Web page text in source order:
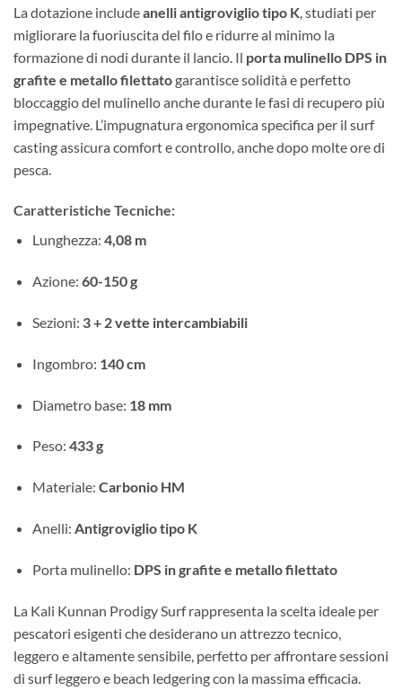
La dotazione includeanelli antigroviglio tipo K , studiati per
migliorare la fuoriuscita del filo e ridurre al minimo la
formazione di nodi durante il lancio. Il porta mulinello DPS in
grafite e metallo filettatogarantisce solidità e perfetto
bloccaggio del mulinello anche durante le fasi di recupero più
impegnative. L’impugnatura ergonomica specifica per il surf
casting assicura comfort e controllo, anche dopo molte ore di
pesca.
Caratteristiche Tecniche:
Lunghezza: 4,08 m
Azione: 60-150 g
Sezioni: 3 + 2 vette intercambiabili
Ingombro: 140 cm
Diametro base: 18 mm
Peso: 433 g
Materiale: Carbonio HM
Anelli: Antigroviglio tipo K
Porta mulinello: DPS in grafite e metallo filettato
La Kali Kunnan Prodigy Surf rappresenta la scelta ideale per
pescatori esigenti che desiderano un attrezzo tecnico,
leggero e altamente sensibile, perfetto per affrontare sessioni
di surf leggero e beach ledgering con la massima efficacia.